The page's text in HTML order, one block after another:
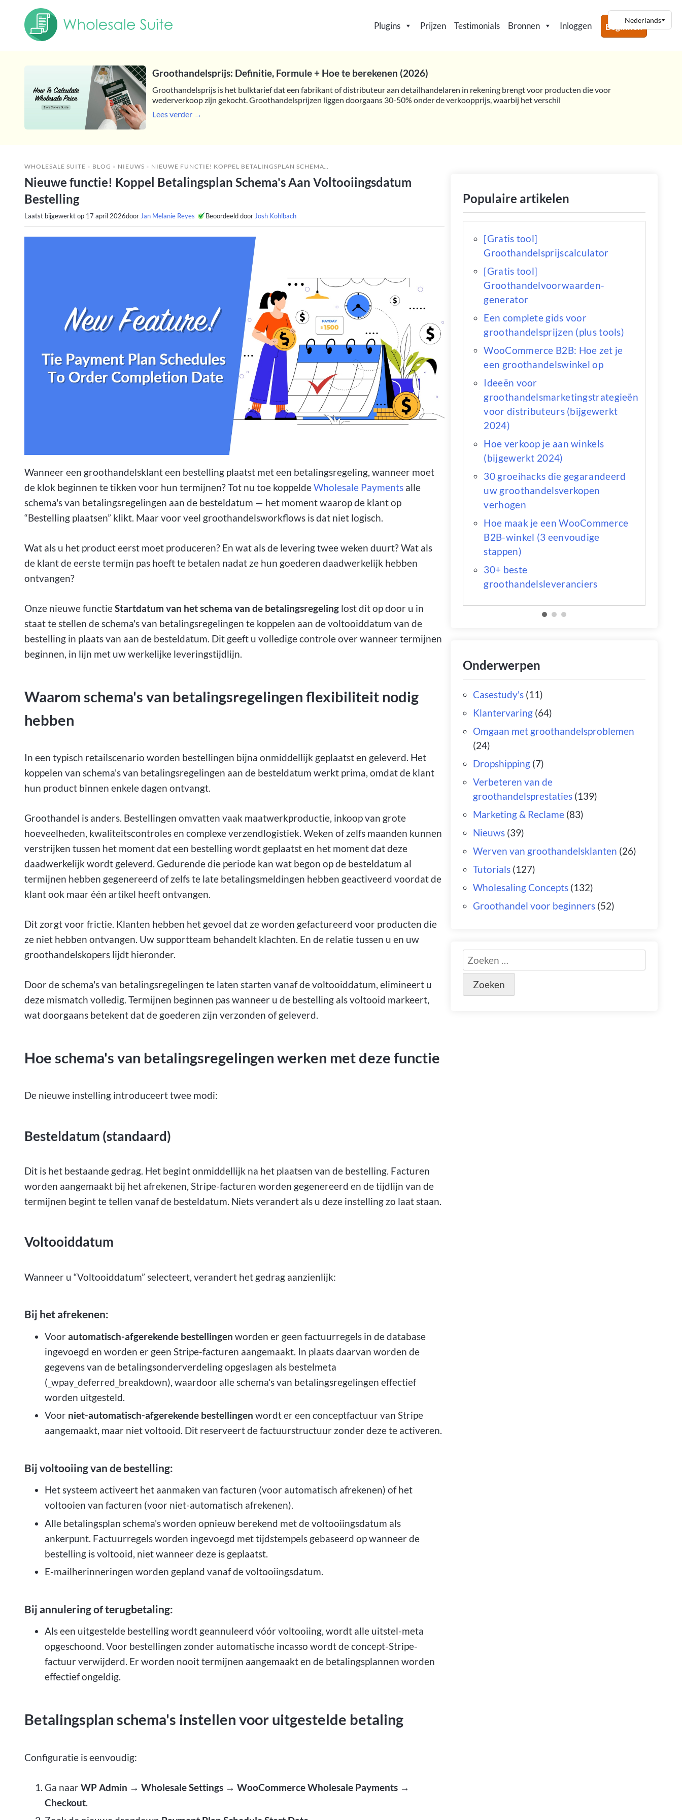
Plugins Prijzen Testimonials Bronnen Inloggen Beginnen
Groothandelsprijs: Definitie, Formule + Hoe te berekenen (2026)
Groothandelsprijs is het bulktarief dat een fabrikant of distributeur aan detailhandelaren in rekening brengt voor producten die voor
wederverkoop zijn gekocht. Groothandelsprijzen liggen doorgaans 30-50% onder de verkoopprijs, waarbij het verschil
Lees verder →
WHOLESALE SUITE » BLOG » NIEUWS » NIEUWE FUNCTIE! KOPPEL BETALINGSPLAN SCHEMA'S AAN VOLTOOIINGSDATUM BESTELLING
Nieuwe functie! Koppel Betalingsplan Schema's Aan Voltooiingsdatum
Bestelling
Laatst bijgewerkt op 17 april 2026door Jan Melanie Reyes Beoordeeld door Josh Kohlbach
Wanneer een groothandelsklant een bestelling plaatst met een betalingsregeling, wanneer moet
de klok beginnen te tikken voor hun termijnen? Tot nu toe koppeldeWholesale Payments alle
schema's van betalingsregelingen aan de besteldatum — het moment waarop de klant op
“Bestelling plaatsen” klikt. Maar voor veel groothandelsworkflows is dat niet logisch.
Wat als u het product eerst moet produceren? En wat als de levering twee weken duurt? Wat als
de klant de eerste termijn pas hoeft te betalen nadat ze hun goederen daadwerkelijk hebben
ontvangen?
Onze nieuwe functieStartdatum van het schema van de betalingsregeling lost dit op door u in
staat te stellen de schema's van betalingsregelingen te koppelen aan de voltooiddatum van de
bestelling in plaats van aan de besteldatum. Dit geeft u volledige controle over wanneer termijnen
beginnen, in lijn met uw werkelijke leveringstijdlijn.
Waarom schema's van betalingsregelingen flexibiliteit nodig
hebben
In een typisch retailscenario worden bestellingen bijna onmiddellijk geplaatst en geleverd. Het
koppelen van schema's van betalingsregelingen aan de besteldatum werkt prima, omdat de klant
hun product binnen enkele dagen ontvangt.
Groothandel is anders. Bestellingen omvatten vaak maatwerkproductie, inkoop van grote
hoeveelheden, kwaliteitscontroles en complexe verzendlogistiek. Weken of zelfs maanden kunnen
verstrijken tussen het moment dat een bestelling wordt geplaatst en het moment dat deze
daadwerkelijk wordt geleverd. Gedurende die periode kan wat begon op de besteldatum al
termijnen hebben gegenereerd of zelfs te late betalingsmeldingen hebben geactiveerd voordat de
klant ook maar één artikel heeft ontvangen.
Dit zorgt voor frictie. Klanten hebben het gevoel dat ze worden gefactureerd voor producten die
ze niet hebben ontvangen. Uw supportteam behandelt klachten. En de relatie tussen u en uw
groothandelskopers lijdt hieronder.
Door de schema's van betalingsregelingen te laten starten vanaf de voltooiddatum, elimineert u
deze mismatch volledig. Termijnen beginnen pas wanneer u de bestelling als voltooid markeert,
wat doorgaans betekent dat de goederen zijn verzonden of geleverd.
Hoe schema's van betalingsregelingen werken met deze functie
De nieuwe instelling introduceert twee modi:
Besteldatum (standaard)
Dit is het bestaande gedrag. Het begint onmiddellijk na het plaatsen van de bestelling. Facturen
worden aangemaakt bij het afrekenen, Stripe-facturen worden gegenereerd en de tijdlijn van de
termijnen begint te tellen vanaf de besteldatum. Niets verandert als u deze instelling zo laat staan.
Voltooiddatum
Wanneer u “Voltooiddatum” selecteert, verandert het gedrag aanzienlijk:
Bij het afrekenen:
Voorautomatisch-afgerekende bestellingen worden er geen factuurregels in de database
ingevoegd en worden er geen Stripe-facturen aangemaakt. In plaats daarvan worden de
gegevens van de betalingsonderverdeling opgeslagen als bestelmeta
(_wpay_deferred_breakdown), waardoor alle schema's van betalingsregelingen effectief
worden uitgesteld.
Voor niet-automatisch-afgerekende bestellingen wordt er een conceptfactuur van Stripe
aangemaakt, maar niet voltooid. Dit reserveert de factuurstructuur zonder deze te activeren.
Bij voltooiing van de bestelling:
Het systeem activeert het aanmaken van facturen (voor automatisch afrekenen) of het
voltooien van facturen (voor niet-automatisch afrekenen).
Alle betalingsplan schema's worden opnieuw berekend met de voltooiingsdatum als
ankerpunt. Factuurregels worden ingevoegd met tijdstempels gebaseerd op wanneer de
bestelling is voltooid, niet wanneer deze is geplaatst.
E-mailherinneringen worden gepland vanaf de voltooiingsdatum.
Bij annulering of terugbetaling:
Als een uitgestelde bestelling wordt geannuleerd vóór voltooiing, wordt alle uitstel-meta
opgeschoond. Voor bestellingen zonder automatische incasso wordt de concept-Stripe-
factuur verwijderd. Er worden nooit termijnen aangemaakt en de betalingsplannen worden
effectief ongeldig.
Betalingsplan schema's instellen voor uitgestelde betaling
Configuratie is eenvoudig:
Ga naarWP Admin → Wholesale Settings → WooCommerce Wholesale Payments →
Checkout
Populaire artikelen
[Gratis tool]
Groothandelsprijscalculator
[Gratis tool]
Groothandelvoorwaarden-
generator
Een complete gids voor
groothandelsprijzen (plus tools)
WooCommerce B2B: Hoe zet je
een groothandelswinkel op
Ideeën voor
groothandelsmarketingstrategieën
voor distributeurs (bijgewerkt
2024)
Hoe verkoop je aan winkels
(bijgewerkt 2024)
30 groeihacks die gegarandeerd
uw groothandelsverkopen
verhogen
Hoe maak je een WooCommerce
B2B-winkel (3 eenvoudige
stappen)
30+ beste
groothandelsleveranciers
Onderwerpen
Casestudy's (11)
Klantervaring (64)
Omgaan met groothandelsproblemen
(24)
Dropshipping (7)
Verbeteren van de
groothandelsprestaties (139)
Marketing & Reclame (83)
Nieuws (39)
Werven van groothandelsklanten (26)
Tutorials (127)
Wholesaling Concepts (132)
Groothandel voor beginners (52)